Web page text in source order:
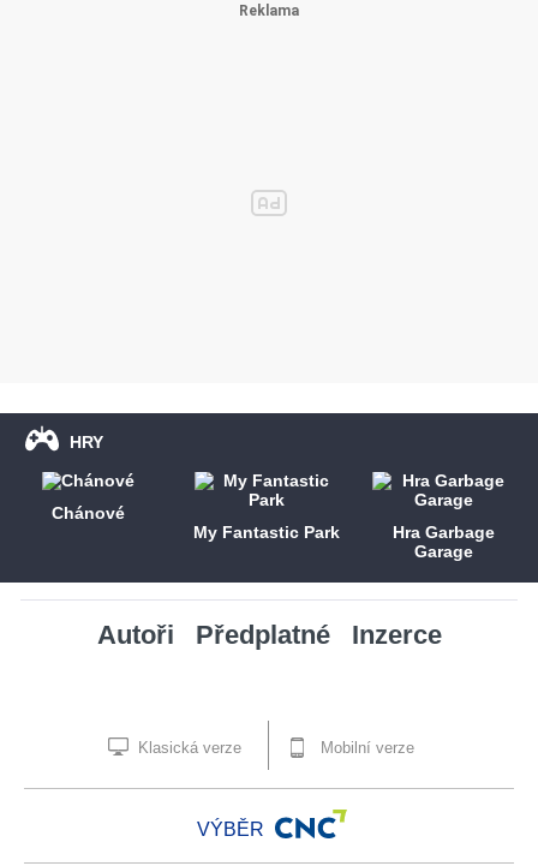
HRY
Chánové
My Fantastic Park
Hra Garbage
Garage
Autoři Předplatné Inzerce
Klasická verze Mobilní verze
VÝBĚR